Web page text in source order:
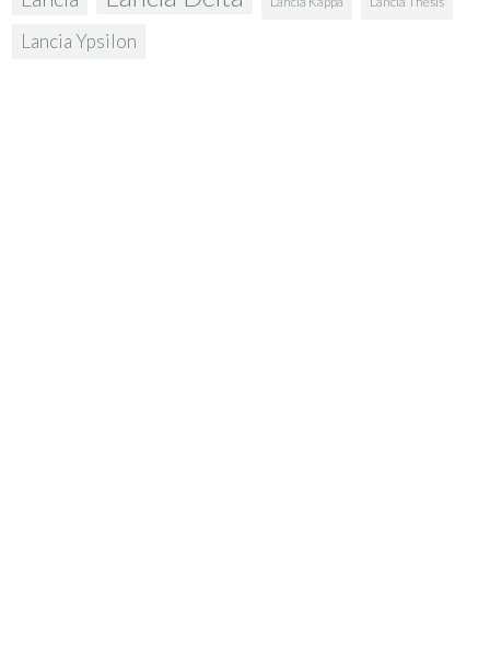
Lancia Ypsilon